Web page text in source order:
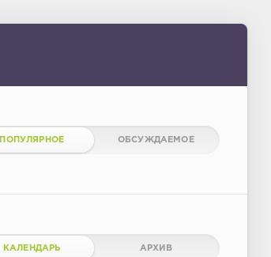
ПОПУЛЯРНОЕ ОБСУЖДАЕМОЕ
КАЛЕНДАРЬ АРХИВ